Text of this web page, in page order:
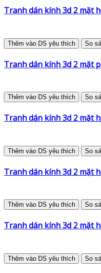
Tranh dán kính 3d 2 mặt
Thêm vào DS yêu thích So
Tranh dán kính 3d 2 mặt
Thêm vào DS yêu thích So
Tranh dán kính 3d 2 mặt
Thêm vào DS yêu thích So
Tranh dán kính 3d 2 mặt
Thêm vào DS yêu thích So
Tranh dán kính 3d 2 mặt
Thêm vào DS yêu thích So